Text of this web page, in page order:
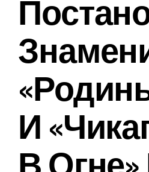
И